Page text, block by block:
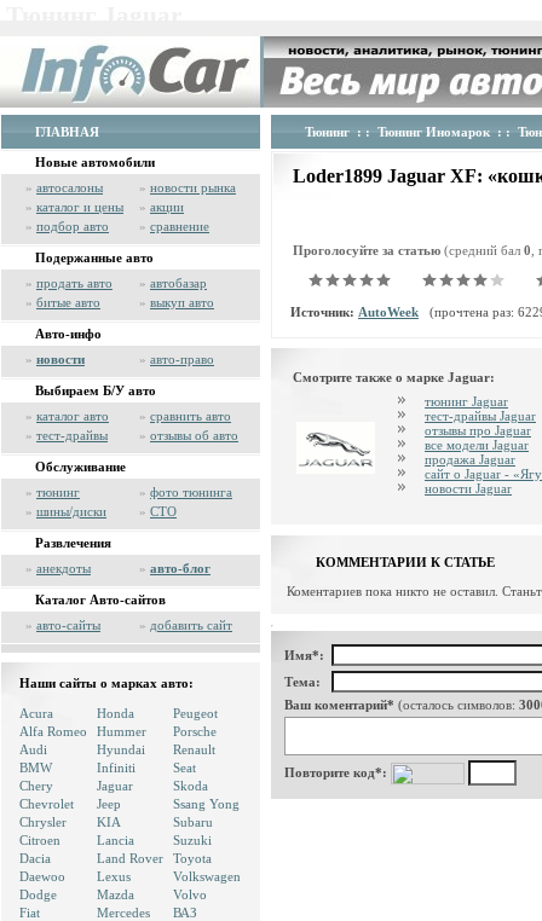
ГЛАВНАЯ
Новые автомобили
» автосалоны » новости рынка
» каталог и цены » акции
» подбор авто » сравнение
Подержанные авто
» продать авто » автобазар
» битые авто » выкуп авто
Авто-инфо
» новости » авто-право
Выбираем Б/У авто
» каталог авто » сравнить авто
» тест-драйвы » отзывы об авто
Обслуживание
» тюнинг » фото тюнинга
» шины/диски » СТО
Развлечения
» анекдоты » авто-блог
Каталог Авто-сайтов
» авто-сайты » добавить сайт
Наши сайты о марках авто:
Acura
Alfa Romeo
Audi
BMW
Chery
Chevrolet
Chrysler
Citroen
Dacia
Daewoo
Dodge
Fiat
Honda
Hummer
Hyundai
Infiniti
Jaguar
Jeep
KIA
Lancia
Land Rover
Lexus
Mazda
Mercedes
Peugeot
Porsche
Renault
Seat
Skoda
Ssang Yong
Subaru
Suzuki
Toyota
Volkswagen
Volvo
ВАЗ
Тюнинг : : Тюнинг Иномарок : :
Loder1899 Jaguar XF:
Проголосуйте за статью (средний бал 0
Источник: AutoWeek (прочтена раз:
Смотрите также о марке Jaguar:
тюнинг Jaguar
тест-драйвы Jaguar
отзывы про Jaguar
все модели Jaguar
продажа Jaguar
сайт о Jaguar -
новости Jaguar
КОММЕНТАРИИ К СТАТЬЕ
Коментариев пока никто не оставил.
Имя*:
Тема:
Ваш коментарий* (осталось символов:
Повторите код*: